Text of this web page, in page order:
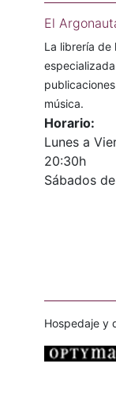
El
La librería de
música.
Horario:
Lunes a
20:30h
Sábados
Hospedaje y